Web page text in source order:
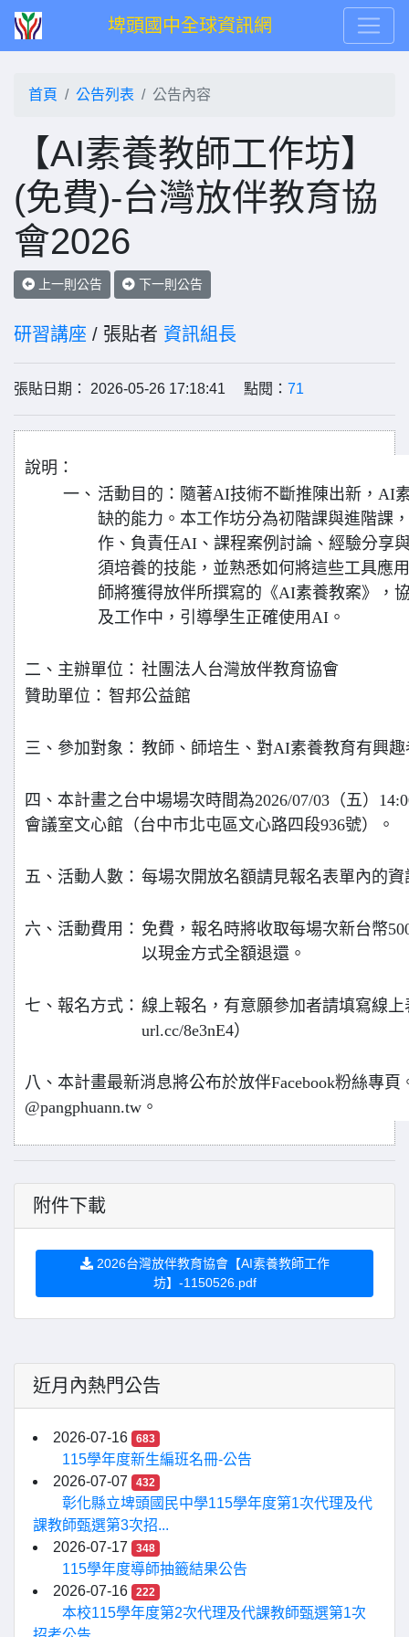
埤頭國中全球資訊網
首頁 公告列表 公告內容
【AI素養教師工作坊】
(免費)-台灣放伴教育協
會2026
上一則公告 下一則公告
研習講座 / 張貼者 資訊組長
張貼日期： 2026-05-26 17:18:41 點閱： 71
說明：
一、 活動目的：隨著AI技術不斷推陳出新，AI
缺的能力。本工作坊分為初階課與進階課
作、負責任AI、課程案例討論、經驗分享
須培養的技能，並熟悉如何將這些工具應
師將獲得放伴所撰寫的《AI素養教案》，
及工作中，引導學生正確使用AI。
二、主辦單位： 社團法人台灣放伴教育協會
贊助單位： 智邦公益館
三、參加對象： 教師、師培生、對AI素養教育有興趣
四、本計畫之台中場場次時間為2026/07/03（五）
會議室文心館（台中市北屯區文心路四段936號）。
五、活動人數： 每場次開放名額請見報名表單內的
六、活動費用： 免費，報名時將收取每場次新台幣
以現金方式全額退還。
七、報名方式： 線上報名，有意願參加者請填寫線
url.cc/8e3nE4）
八、本計畫最新消息將公布於放伴Facebook粉絲專
@pangphuann.tw。
附件下載
2026台灣放伴教育協會【AI素養教師工作
坊】-1150526.pdf
近月內熱門公告
2026-07-16 683
115學年度新生編班名冊-公告
2026-07-07
432
彰化縣立埤頭國民中學115學年度第1次代理及代
課教師甄選第3次招...
2026-07-17
348
115學年度導師抽籤結果公告
2026-07-16
222
本校115學年度第2次代理及代課教師甄選第1次